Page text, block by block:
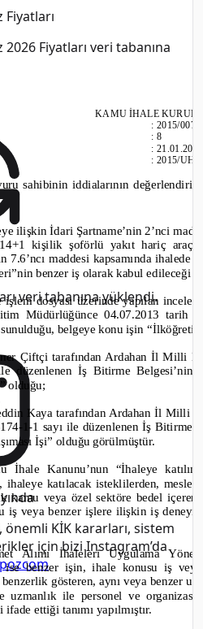
Fiyatları
Fiyatları veri tabanına
veri tabanına yüklendi.
KİK kararları, sistem
için bizi Instagram’da
KAMU İHALE
:2015/007
:8
:
:2015/
sahibinin iddialarının
ilişkin İdari Şartname’nin 2’nci
kişilik şoförlü yakıt hariç araç
7.6’ncı maddesi kapsamında ihalede
nin benzer iş olarak kabul edileceği
işlem dosyası üzerinde yapılan
Müdürlüğünce 04.07.2013 tarih
belgeye konu işin
Çiftçi tarafından Ardahan İl Milli
düzenlenen İş Bitirme
olduğu;
Kayatarafından Ardahan İl Milli
1-1 sayı ile düzenlenen İş Bitirme
İşi” olduğu görülmüştür.
İhale Kanunu’nun “İhaleye
ihaleye katılacak isteklilerden,
kamu veya özel sektöre bedel
iş veya benzer işlere ilişkin iş
Alımı İhaleleri Uygulama
ise benzer işin, ihale konusu iş
benzerlik gösteren, aynı veya benzer
uzmanlık ile personel ve
ifade ettiği tanımı yapılmıştır.